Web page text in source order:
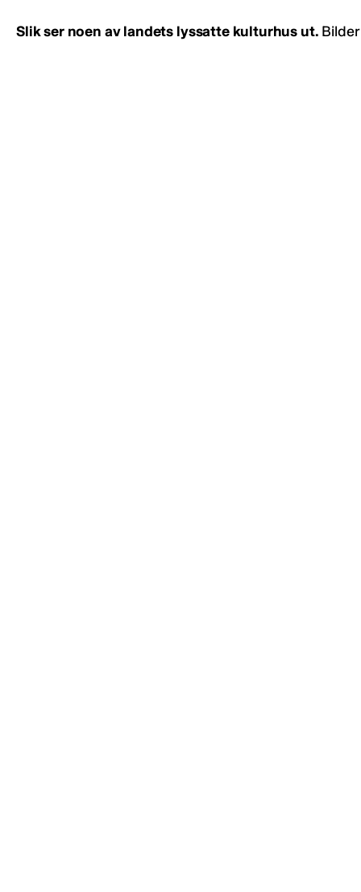
Slik ser noen av landets lyssatte kulturhus ut.